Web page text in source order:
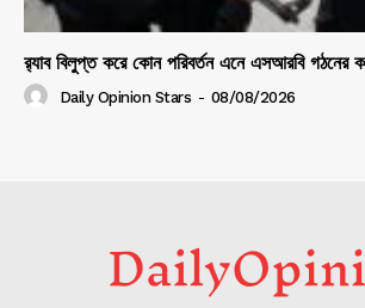
র‍্যাব বিলুপ্ত করে কোন পরিবর্তন এনে এসআরবি গঠনের
Daily Opinion Stars - 08/08/2026